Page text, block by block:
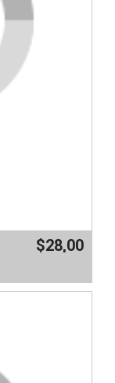
$28,00